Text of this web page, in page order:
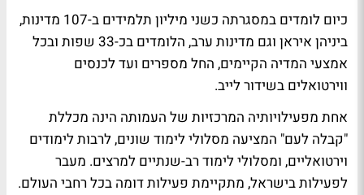
כיום לומדים במסגרתה כשני מיליון תלמידים ב-107 מדינות,
ביניהן איראן וגם מדינות ערב, הלומדים בכ-33 שפות ובכל
אמצעי המדיה הקיימים, החל מספרים ועד לכנסים
ווירטואלים בשידור לייב.
אחת מפעילויותיה המרכזיות של העמותה הינה מכללת
"קבלה לעם" המציעה מסלולי לימוד שונים, לרבות לימודים
וירטואליים, ומסלולי לימוד רב-שנתיים למרצים. מעבר
לפעילות בישראל, מתקיימת פעילות דומה בכל רחבי העולם.